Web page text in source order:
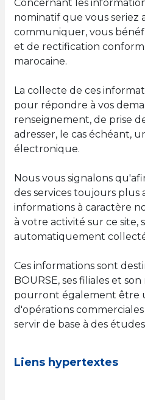
Concernant les
nominatif que vous seriez
communiquer, vous
et de rectification
marocaine.
La collecte de ces
pour répondre à vos
renseignement, de prise
adresser, le cas échéant,
électronique.
Nous vous signalons
des services toujours plus
informations à caractère
à votre activité sur ce site,
automatiquement
Ces informations sont
BOURSE, ses filiales et
pourront également être
d'opérations
servir de base à des
Liens hypertextes